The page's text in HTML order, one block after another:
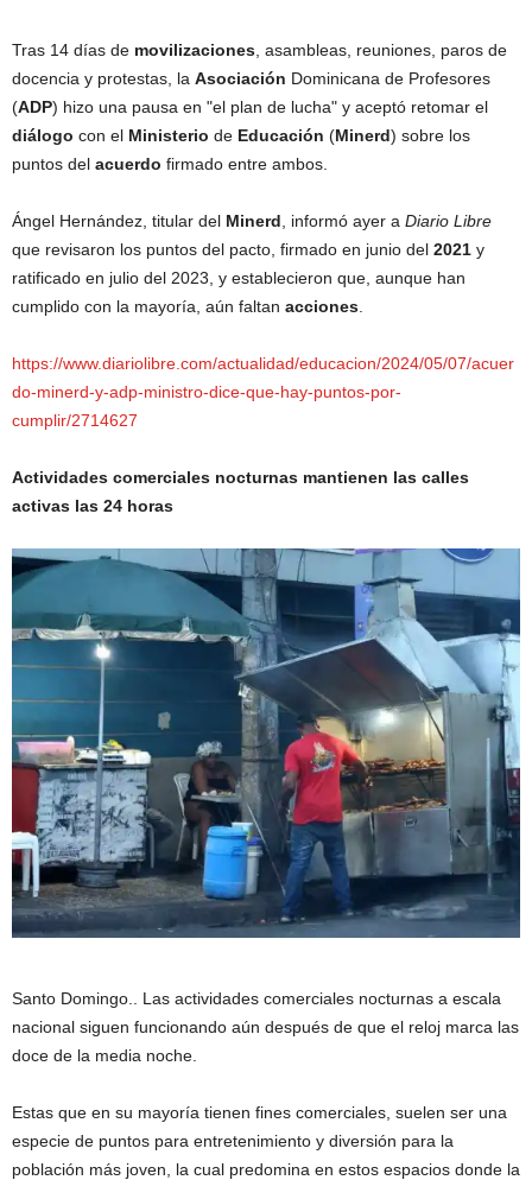
Tras 14 días de movilizaciones , asambleas, reuniones, paros de
docencia y protestas, la Asociación Dominicana de Profesores
(ADP) hizo una pausa en "el plan de lucha" y aceptó retomar el
diálogo con el Ministerio de Educación (Minerd) sobre los
puntos del acuerdo firmado entre ambos.
Ángel Hernández, titular del Minerd , informó ayer a Diario Libre
que revisaron los puntos del pacto, firmado en junio del 2021 y
ratificado en julio del 2023, y establecieron que, aunque han
cumplido con la mayoría, aún faltan acciones
https://www.diariolibre.com/actualidad/educacion/2024/05/07/acuer
do-minerd-y-adp-ministro-dice-que-hay-puntos-por-
cumplir/2714627
Actividades comerciales nocturnas mantienen las calles
activas las 24 horas
Santo Domingo.. Las actividades comerciales nocturnas a escala
nacional siguen funcionando aún después de que el reloj marca las
doce de la media noche.
Estas que en su mayoría tienen fines comerciales, suelen ser una
especie de puntos para entretenimiento y diversión para la
población más joven, la cual predomina en estos espacios donde la